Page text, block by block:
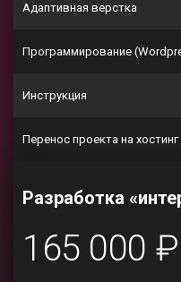
Адаптивная верстка
Программирование
Инструкция
Перенос проекта на хостинг
Разработка
165 000 ₽